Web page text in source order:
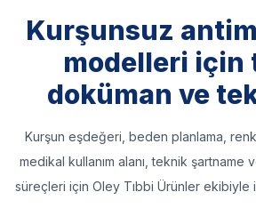
Kurşunsuz
modelleri için
doküman ve
Kurşun eşdeğeri, beden planlama,
medikal kullanım alanı, teknik şartname
süreçleri için Oley Tıbbi Ürünler ekibiyle